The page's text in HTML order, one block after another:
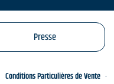
Presse
Conditions Particulières de Vente